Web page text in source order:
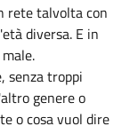
rete talvolta con
diversa. E in
senza troppi
genere o
o cosa vuol dire